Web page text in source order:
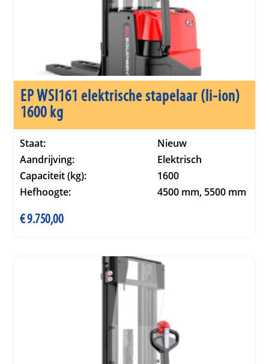
EP WSI161 elektrische stapelaar (li-ion)
1600 kg
Staat:
Nieuw
Aandrijving:
Elektrisch
Capaciteit (kg):
1600
Hefhoogte:
4500 mm, 5500 mm
€9.750,00